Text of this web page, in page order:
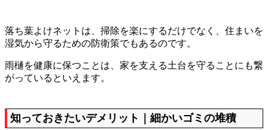
落ち葉よけネットは、掃除を楽にするだけでなく、住まいを
湿気から守るための防衛策でもあるのです。
雨樋を健康に保つことは、家を支える土台を守ることにも繋
がっているといえます。
知っておきたいデメリット｜細かいゴミの堆積